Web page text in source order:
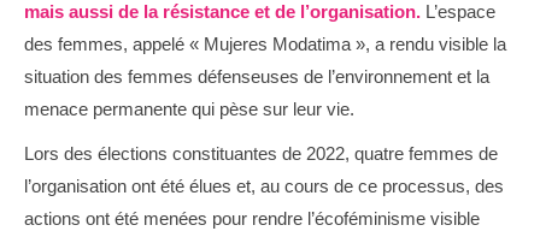
mais aussi de la résistance et de l’organisation. L’espace
des femmes, appelé « Mujeres Modatima », a rendu visible la
situation des femmes défenseuses de l’environnement et la
menace permanente qui pèse sur leur vie.
Lors des élections constituantes de 2022, quatre femmes de
l’organisation ont été élues et, au cours de ce processus, des
actions ont été menées pour rendre l’écoféminisme visible